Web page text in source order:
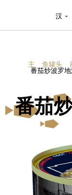
汉
主 鱼罐头
番茄炒波罗
番茄